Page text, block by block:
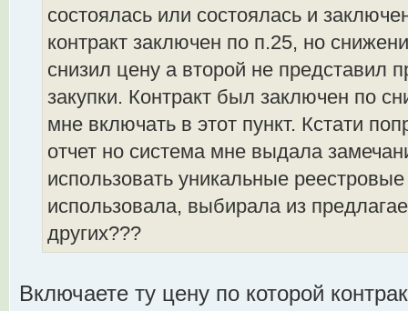
состоялась или состоялась и
контракт заключен по п.25, но
снизил цену а второй не представил
закупки. Контракт был заключен по
мне включать в этот пункт. Кстати
отчет но система мне выдала
использовать уникальные
использовала, выбирала из
других???
Включаете ту цену по которой